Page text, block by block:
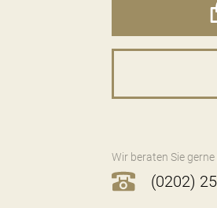
Wir beraten Sie
(0202)